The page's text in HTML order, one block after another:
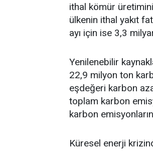
ithal kömür
ülkenin ithal yakıt
ayı için ise 3,3
Yenilenebilir
22,9 milyon ton
eşdeğeri karbon
toplam karbon
karbon
Küresel enerji